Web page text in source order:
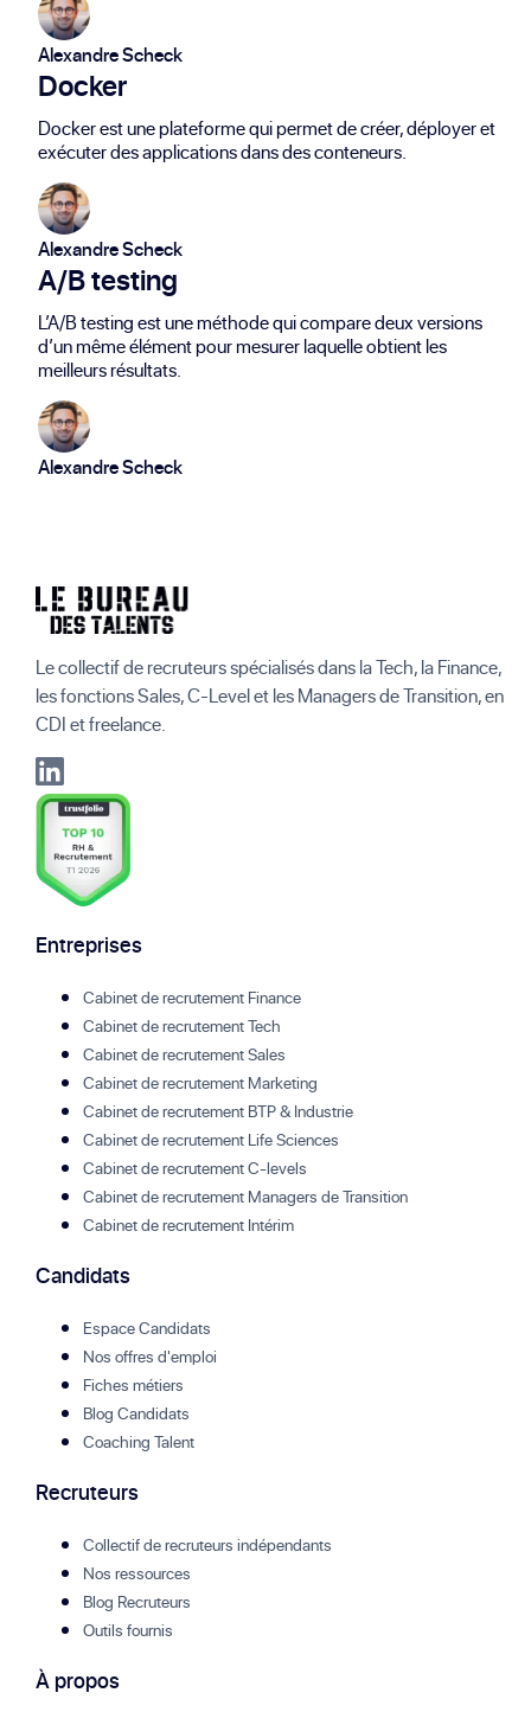
Alexandre Scheck
Docker
Docker est une plateforme qui permet de créer, déployer et
exécuter des applications dans des conteneurs.
Alexandre Scheck
A/B testing
L’A/B testing est une méthode qui compare deux versions
d’un même élément pour mesurer laquelle obtient les
meilleurs résultats.
Alexandre Scheck
Le collectif de recruteurs spécialisés dans la Tech, la Finance,
les fonctions Sales, C-Level et les Managers de Transition, en
CDI et freelance.
Entreprises
Cabinet de recrutement Finance
Cabinet de recrutement Tech
Cabinet de recrutement Sales
Cabinet de recrutement Marketing
Cabinet de recrutement BTP & Industrie
Cabinet de recrutement Life Sciences
Cabinet de recrutement C-levels
Cabinet de recrutement Managers de Transition
Cabinet de recrutement Intérim
Candidats
Espace Candidats
Nos offres d'emploi
Fiches métiers
Blog Candidats
Coaching Talent
Recruteurs
Collectif de recruteurs indépendants
Nos ressources
Blog Recruteurs
Outils fournis
À propos